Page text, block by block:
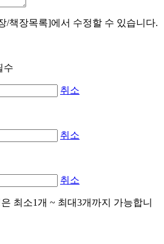
/책장목록]에서 수정할 수 있습니다.
취소
취소
취소
최소1개 ~ 최대3개까지 가능합니